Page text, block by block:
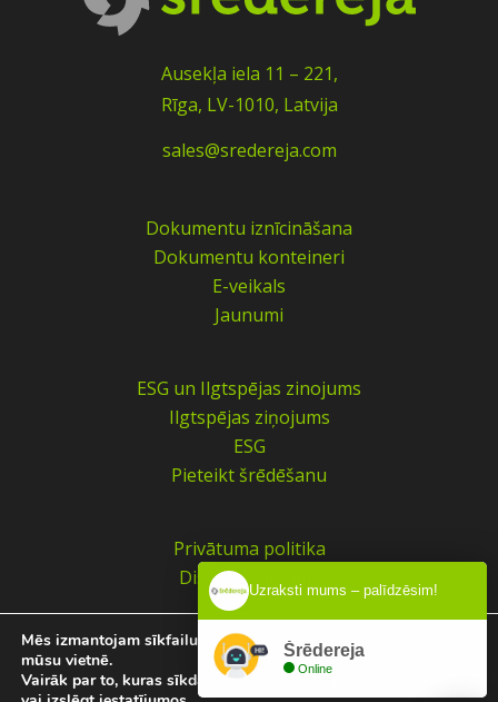
Ausekļa iela 11 – 221,
Rīga, LV-1010, Latvija
sales@sredereja.com
Dokumentu iznīcināšana
Dokumentu konteineri
E-veikals
Jaunumi
ESG un Ilgtspējas zinojums
Ilgtspējas ziņojums
ESG
Pieteikt šrēdēšanu
Privātuma politika
Distances līgums
2026Šrēdereja
Mēs izmantojam sīkfailus, lai sniegtu jums vislabāko pieredzi
mūsu vietnē.
Vairāk par to, kuras sīkdatnes mēs izmantojam, varat uzzināt
Uzraksti mums – palīdzēsim!
Šrēdereja
Online